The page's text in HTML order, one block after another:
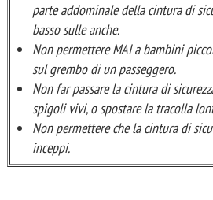
parte addominale della cintura di
basso sulle anche.
Non permettere MAI a bambini
sul grembo di un passeggero.
Non far passare la cintura di
spigoli vivi, o spostare la tracolla
Non permettere che la cintura di
inceppi.